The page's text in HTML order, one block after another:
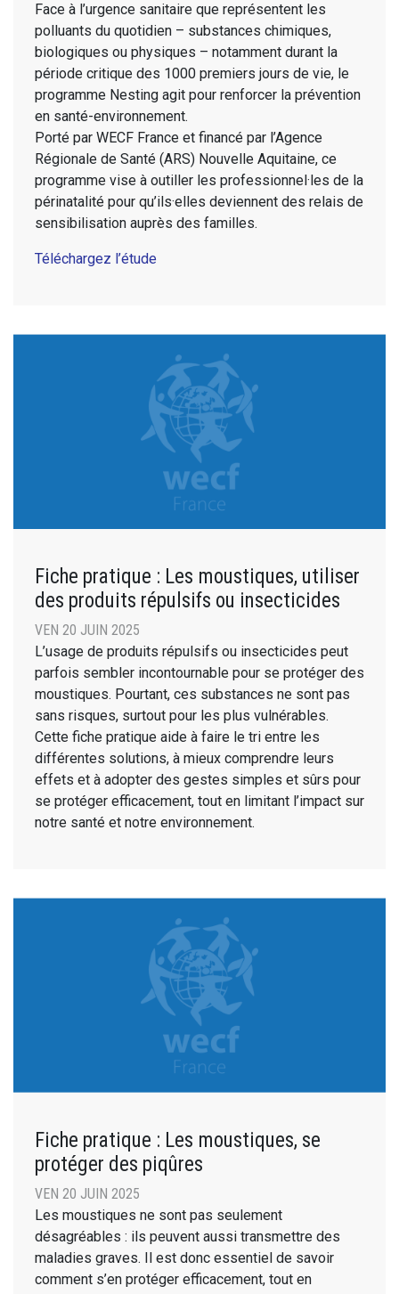
Face à l’urgence sanitaire que représentent les
polluants du quotidien – substances chimiques,
biologiques ou physiques – notamment durant la
période critique des 1000 premiers jours de vie, le
programme Nesting agit pour renforcer la prévention
en santé-environnement.
Porté par WECF France et financé par l’Agence
Régionale de Santé (ARS) Nouvelle Aquitaine, ce
programme vise à outiller les professionnel·les de la
périnatalité pour qu’ils·elles deviennent des relais de
sensibilisation auprès des familles.
Téléchargez l’étude
Fiche pratique : Les moustiques, utiliser
des produits répulsifs ou insecticides
VEN 20 JUIN 2025
L’usage de produits répulsifs ou insecticides peut
parfois sembler incontournable pour se protéger des
moustiques. Pourtant, ces substances ne sont pas
sans risques, surtout pour les plus vulnérables.
Cette fiche pratique aide à faire le tri entre les
différentes solutions, à mieux comprendre leurs
effets et à adopter des gestes simples et sûrs pour
se protéger efficacement, tout en limitant l’impact sur
notre santé et notre environnement.
Fiche pratique : Les moustiques, se
protéger des piqûres
VEN 20 JUIN 2025
Les moustiques ne sont pas seulement
désagréables : ils peuvent aussi transmettre des
maladies graves. Il est donc essentiel de savoir
comment s’en protéger efficacement, tout en